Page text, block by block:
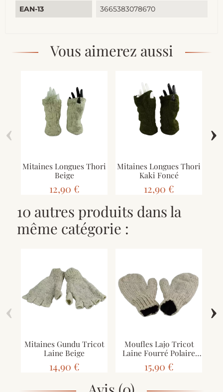
EAN-13 3665383078670
Vous aimerez aussi
Mitaines Longues Thori
Beige
12,90 €
Mitaines Longues Thori
Kaki Foncé
12,90 €
‹ ›
10 autres produits dans la
même catégorie :
Mitaines Gundu Tricot
Laine Beige
14,90 €
Moufles Lajo Tricot
Laine Fourré Polaire
15,90 €
‹ ›